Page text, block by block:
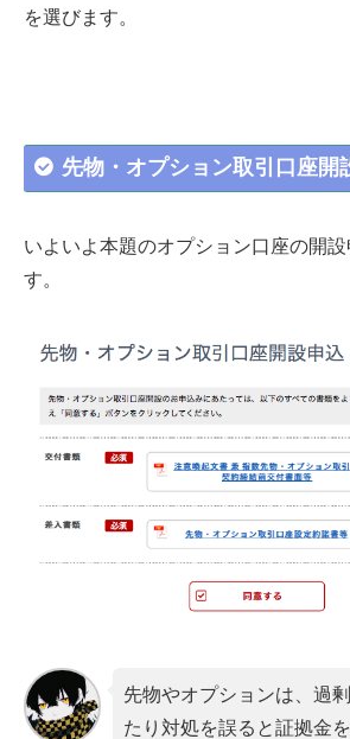
を選びます。
先物・オプション取引口座開
いよいよ本題のオプション口座の開
す。
先物やオプションは、過
たり対処を誤ると証拠金